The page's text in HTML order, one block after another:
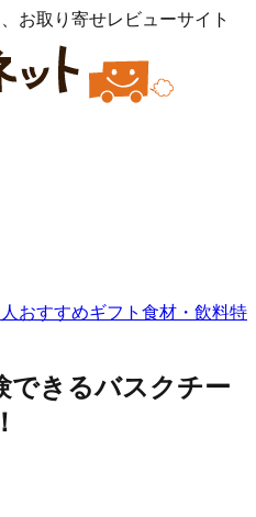
お取り寄せレビューサイト
おすすめギフト 食材・飲料特
できるバスクチー